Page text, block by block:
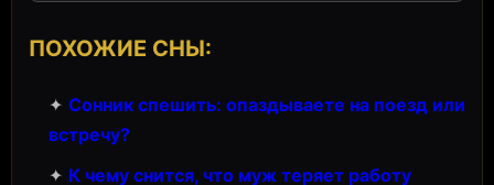
ПОХОЖИЕ СНЫ:
✦ Сонник спешить: опаздываете на поезд или
встречу?
✦ К чему снится, что муж теряет работу